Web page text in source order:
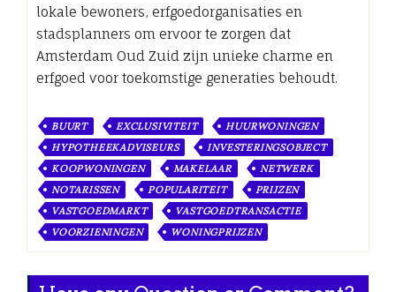
lokale bewoners, erfgoedorganisaties en
stadsplanners om ervoor te zorgen dat
Amsterdam Oud Zuid zijn unieke charme en
erfgoed voor toekomstige generaties behoudt.
BUURT EXCLUSIVITEIT
HUURWONINGEN
HYPOTHEEKADVISEURS
INVESTERINGSOBJECT
KOOPWONINGEN
MAKELAAR
NETWERK
NOTARISSEN
POPULARITEIT
PRIJZEN
VASTGOEDMARKT
VASTGOEDTRANSACTIE
VOORZIENINGEN
WONINGPRIJZEN